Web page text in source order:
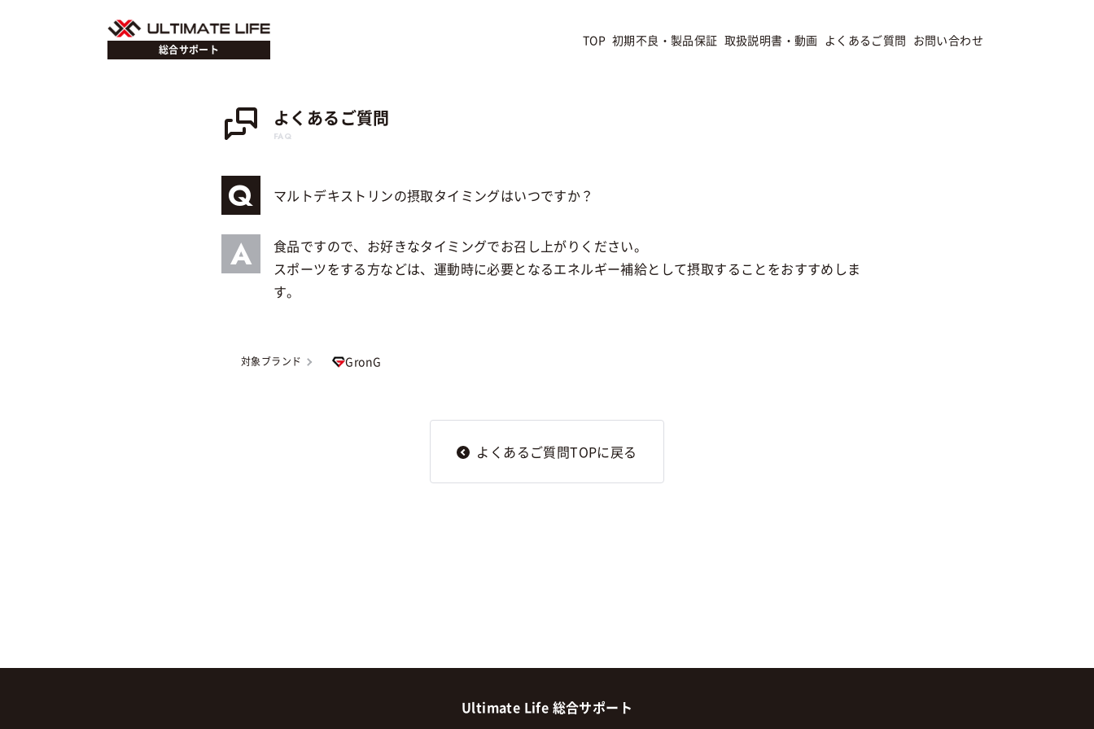
総合サポート
TOP 初期不良・製品保証 取扱説明書・動画 よくあるご質問 お問い合わせ
よくあるご質問
FAQ
マルトデキストリンの摂取タイミングはいつですか？
食品ですので、お好きなタイミングでお召し上がりください。
スポーツをする方などは、運動時に必要となるエネルギー補給として摂取することをおすすめしま
す。
対象ブランド GronG
よくあるご質問TOPに戻る
Ultimate Life 総合サポート